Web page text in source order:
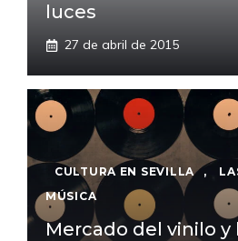
luces
27 de abril de 2015
CULTURA EN SEVILLA ,
MÚSICA
Mercado del vinilo y